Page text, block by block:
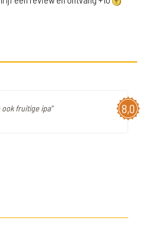
8,0
fruitige ipa"